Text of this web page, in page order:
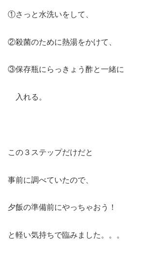
①さっと水洗いをして、
②殺菌のために熱湯をかけて、
③保存瓶にらっきょう酢と一緒に
入れる。
この３ステップだけだと
事前に調べていたので、
夕飯の準備前にやっちゃおう！
と軽い気持ちで臨みました。。。